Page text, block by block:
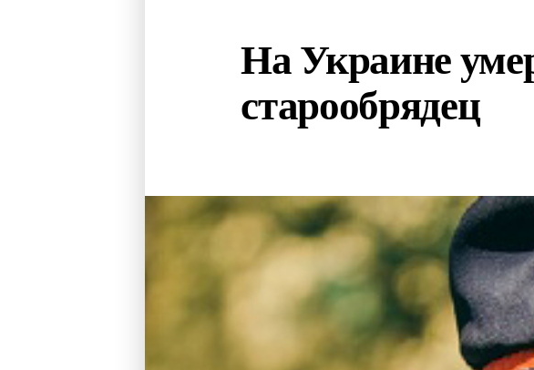
На Украине
старообрядец